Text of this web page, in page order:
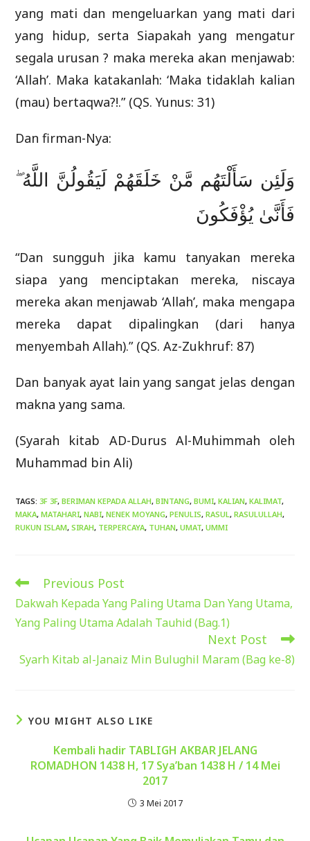
yang mati dan mengeluarkan yang mati dari
yang hidup, serta Siapakah yang mengatur
segala urusan ? maka mereka akan menjawab:
‘Allah’. Maka katakanlah: ‘Maka tidaklah kalian
(mau) bertaqwa?!.” (QS. Yunus: 31)
Dan firman-Nya:
وَلَئِن سَأَلْتَهُم مَّنْ خَلَقَهُمْ لَيَقُولُنَّ اللَّهُ ۖ
فَأَنَّىٰ يُؤْفَكُونَ
“Dan sungguh jika kamu tanyakan mereka
siapa yang menciptakan mereka, niscaya
mereka akan menjawab ‘Allah’, maka mengapa
mereka dapat dipalingkan (dari hanya
menyembah Allah).” (QS. Az-Zukhruf: 87)
Dan banyak ayat lain yang sangat jelas dengan
makna yang sama.
(Syarah kitab AD-Durus Al-Muhimmah oleh
Muhammad bin Ali)
TAGS:3F 3F, BERIMAN KEPADA ALLAH, BINTANG, BUMI, KALIAN, KALIMAT,
MAKA, MATAHARI, NABI, NENEK MOYANG, PENULIS, RASUL, RASULULLAH,
RUKUN ISLAM, SIRAH, TERPERCAYA, TUHAN, UMAT, UMMI
Read
articles
Previous Post
Dakwah Kepada Yang Paling Utama Dan Yang Utama,
Yang Paling Utama Adalah Tauhid (Bag.1)
Next Post
Syarh Kitab al-Janaiz Min Bulughil Maram (Bag ke-8)
YOU MIGHT ALSO LIKE
Kembali hadir TABLIGH AKBAR JELANG
ROMADHON 1438 H, 17 Sya’ban 1438 H / 14 Mei
2017
3 Mei 2017